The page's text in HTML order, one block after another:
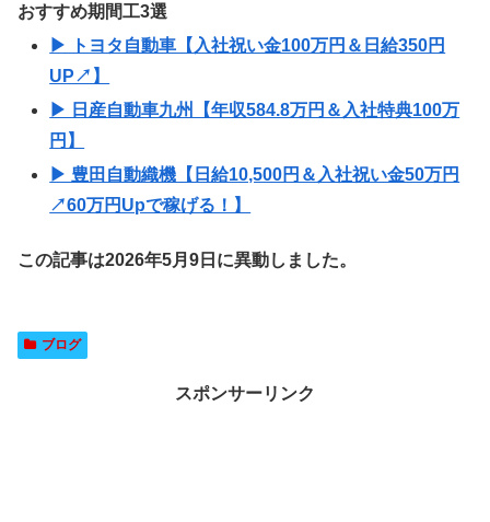
おすすめ期間工3選
▶ トヨタ自動車【入社祝い金100万円＆日給350円
UP↗】
▶ 日産自動車九州【年収584.8万円＆入社特典100万
円】
▶ 豊田自動織機【日給10,500円＆入社祝い金50万円
↗60万円Upで稼げる！】
この記事は2026年5月9日に異動しました。
ブログ
スポンサーリンク